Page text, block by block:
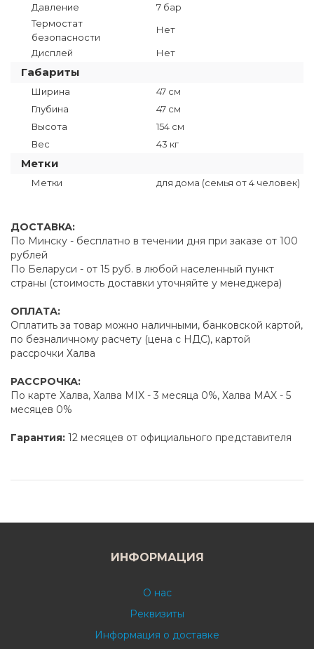
Давление
7 бар
Термостат
безопасности
Нет
Дисплей Нет
Габариты
Ширина
47 см
Глубина
47 см
Высота
154 см
Вес
43 кг
Метки
Метки для дома (семья от 4 человек)
ДОСТАВКА:
По Минску - бесплатно в течении дня при заказе от 100
рублей
По Беларуси - от 15 руб. в любой населенный пункт
страны (стоимость доставки уточняйте у менеджера)
ОПЛАТА:
Оплатить за товар можно наличными, банковской картой,
по безналичному расчету (цена с НДС), картой
рассрочки Халва
РАССРОЧКА:
По карте Халва, Халва MIX - 3 месяца 0%, Халва MAX - 5
месяцев 0%
Гарантия: 12 месяцев от официального представителя
ИНФОРМАЦИЯ
О нас
Реквизиты
Информация о доставке